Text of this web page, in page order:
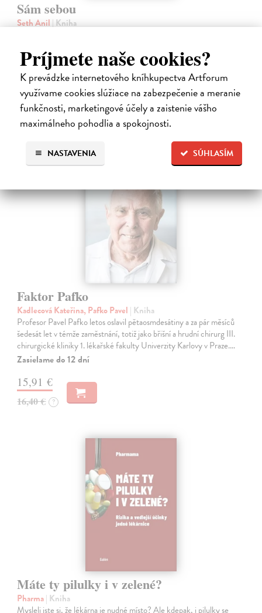
Príjmete naše cookies?
K prevádzke internetového kníhkupectva Artforum
využívame cookies slúžiace na zabezpečenie a meranie
funkčnosti, marketingové účely a zaistenie vášho
maximálneho pohodlia a spokojnosti.
SÚHLASÍM
NASTAVENIA
Sám sebou
Seth Anil | Kniha
zkušenosti.
Na sklade
21,47 €
22,60 € ?
Faktor Pafko
Kadlecová Kateřina, Pafko Pavel | Kniha
Profesor Pavel Pafko letos oslavil pětaosmdesátiny a za pár měsíců
šedesát let v témže zaměstnání, totiž jako břišní a hrudní chirurg III.
chirurgické kliniky 1. lékařské fakulty Univerzity Karlovy v Praze.…
Zasielame do 12 dní
15,91 €
16,40 € ?
Máte ty pilulky i v zelené?
Pharma| Kniha
Mysleli jste si, že lékárna je nudné místo? Ale kdepak, i pilulky se